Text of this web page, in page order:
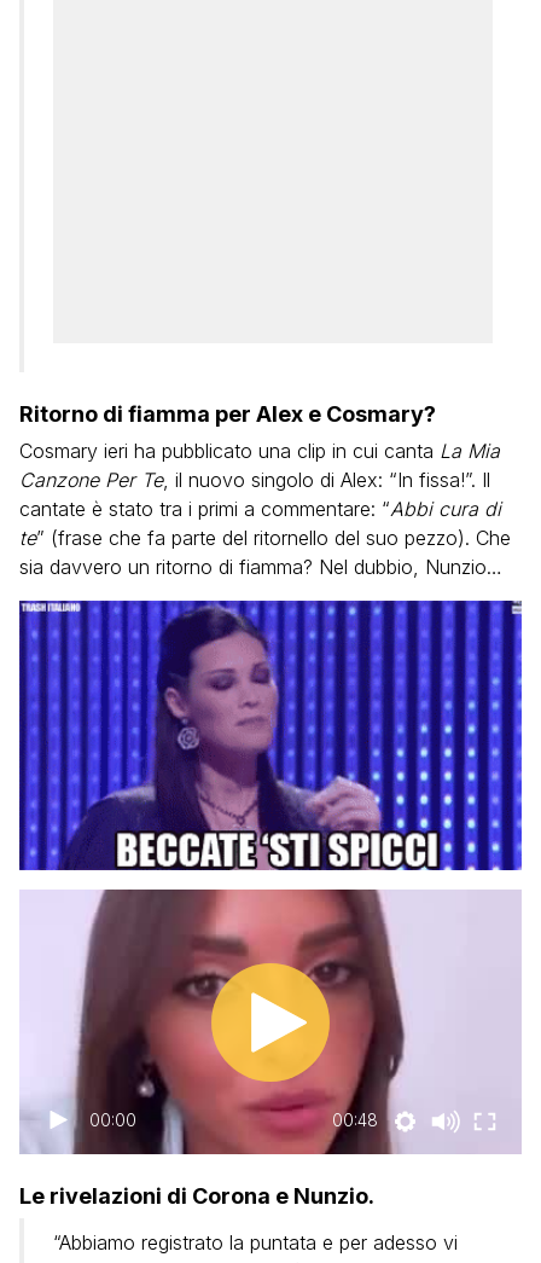
Ritorno di fiamma per Alex e Cosmary?
Cosmary ieri ha pubblicato una clip in cui canta La Mia
Canzone Per Te, il nuovo singolo di Alex: “In fissa!”. Il
cantate è stato tra i primi a commentare: “Abbi cura di
te” (frase che fa parte del ritornello del suo pezzo). Che
sia davvero un ritorno di fiamma? Nel dubbio, Nunzio…
00:00 00:48
Le rivelazioni di Corona e Nunzio.
“Abbiamo registrato la puntata e per adesso vi